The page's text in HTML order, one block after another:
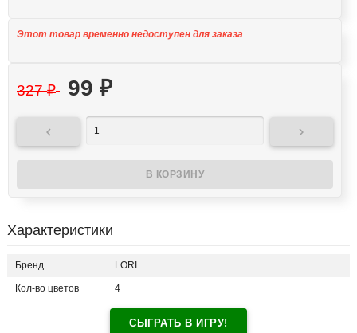
Этот товар временно недоступен для заказа
327₽ 99 ₽
 
Характеристики
Бренд LORI
Кол-во цветов 4
СЫГРАТЬ В ИГРУ!